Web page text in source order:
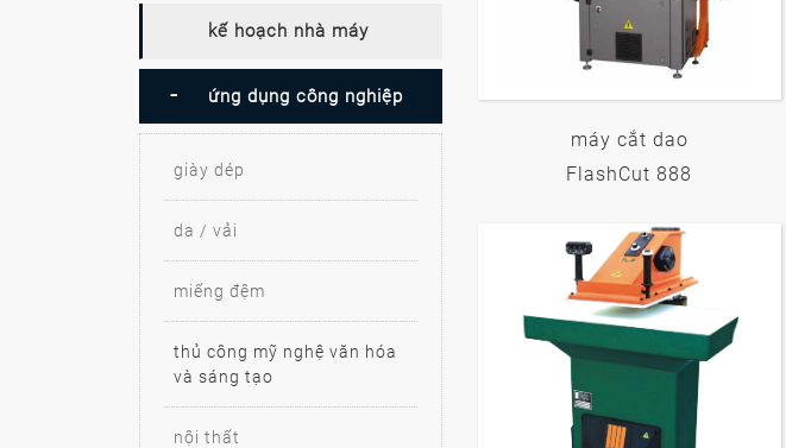
kế hoạch nhà máy
ứng dụng công nghiệp
giày dép
da / vải
miếng đệm
thủ công mỹ nghệ văn hóa
và sáng tạo
nội thất
máy cắt dao
FlashCut 888